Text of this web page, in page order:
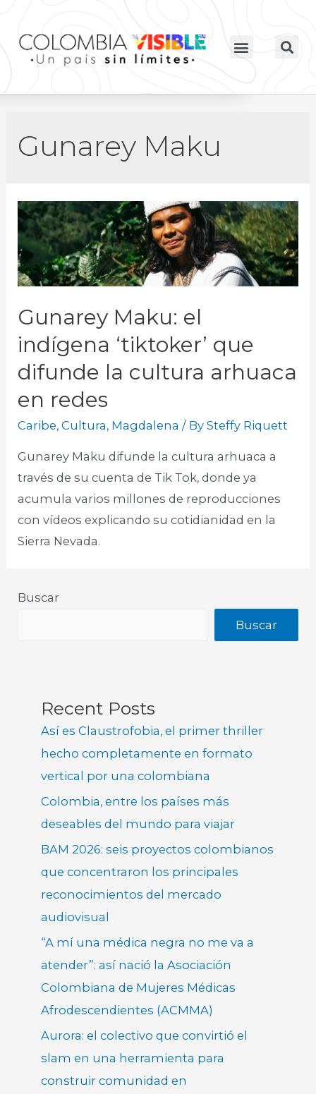
Gunarey Maku
Gunarey Maku: el
indígena ‘tiktoker’ que
difunde la cultura arhuaca
en redes
Caribe,Cultura, Magdalena / BySteffy Riquett
Gunarey Maku difunde la cultura arhuaca a
través de su cuenta de Tik Tok, donde ya
acumula varios millones de reproducciones
con vídeos explicando su cotidianidad en la
Sierra Nevada.
Buscar
Buscar
Recent Posts
Así es Claustrofobia, el primer thriller
hecho completamente en formato
vertical por una colombiana
Colombia, entre los países más
deseables del mundo para viajar
BAM 2026: seis proyectos colombianos
que concentraron los principales
reconocimientos del mercado
audiovisual
“A mí una médica negra no me va a
atender”: así nació la Asociación
Colombiana de Mujeres Médicas
Afrodescendientes (ACMMA)
Aurora: el colectivo que convirtió el
slam en una herramienta para
construir comunidad en